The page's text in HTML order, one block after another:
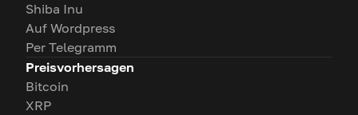
Shiba Inu
Auf Wordpress
Per Telegramm
Preisvorhersagen
Bitcoin
XRP